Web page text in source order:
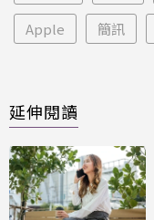
Apple 簡訊
延伸閱讀